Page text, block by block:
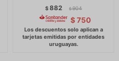
$882 $ 904
$ 750